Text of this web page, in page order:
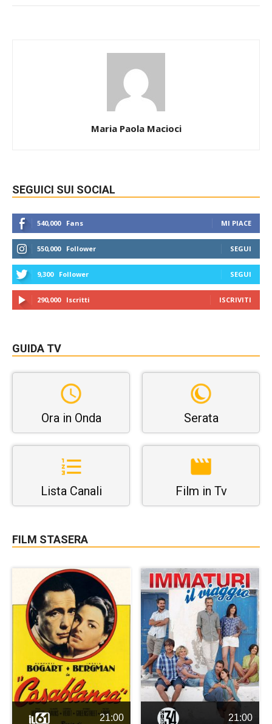
Maria Paola Macioci
SEGUICI SUI SOCIAL
540,000 Fans MI PIACE
550,000 Follower SEGUI
9,300 Follower SEGUI
290,000 Iscritti ISCRIVITI
GUIDA TV
Ora in Onda Serata
Lista Canali Film in Tv
FILM STASERA
21:00 21:00